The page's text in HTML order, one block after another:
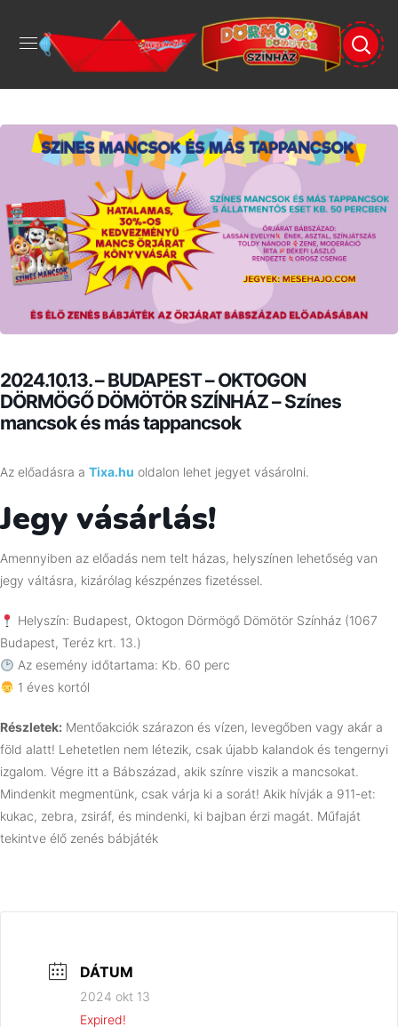
2024.10.13. – BUDAPEST – OKTOGON
DÖRMÖGŐ DÖMÖTÖR SZÍNHÁZ – Színes
mancsok és más tappancsok
Az előadásra a Tixa.hu oldalon lehet jegyet vásárolni.
Jegy vásárlás!
Amennyiben az előadás nem telt házas, helyszínen lehetőség van
jegy váltásra, kizárólag készpénzes fizetéssel.
Helyszín: Budapest, Oktogon Dörmögő Dömötör Színház (1067
Budapest, Teréz krt. 13.)
Az esemény időtartama: Kb. 60 perc
1 éves kortól
Részletek: Mentőakciók szárazon és vízen, levegőben vagy akár a
föld alatt! Lehetetlen nem létezik, csak újabb kalandok és tengernyi
izgalom. Végre itt a Bábszázad, akik színre viszik a mancsokat.
Mindenkit megmentünk, csak várja ki a sorát! Akik hívják a 911-et:
kukac, zebra, zsiráf, és mindenki, ki bajban érzi magát. Műfaját
tekintve élő zenés bábjáték
DÁTUM
2024 okt 13
Expired!